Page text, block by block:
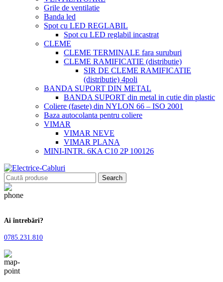
Grile de ventilatie
Banda led
Spot cu LED REGLABIL
Spot cu LED reglabil incastrat
CLEME
CLEME TERMINALE fara suruburi
CLEME RAMIFICATIE (distributie)
SIR DE CLEME RAMIFICATIE
(distributie) 4poli
BANDA SUPORT DIN METAL
BANDA SUPORT din metal in cutie din plastic
Coliere (fasete) din NYLON 66 – ISO 2001
Baza autocolanta pentru coliere
VIMAR
VIMAR NEVE
VIMAR PLANA
MINI-INTR. 6KA C10 2P 100126
Search
Ai întrebări?
0785.231.810